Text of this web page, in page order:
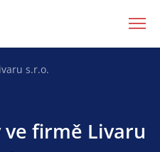
s.r.o.
ve firmě Livaru